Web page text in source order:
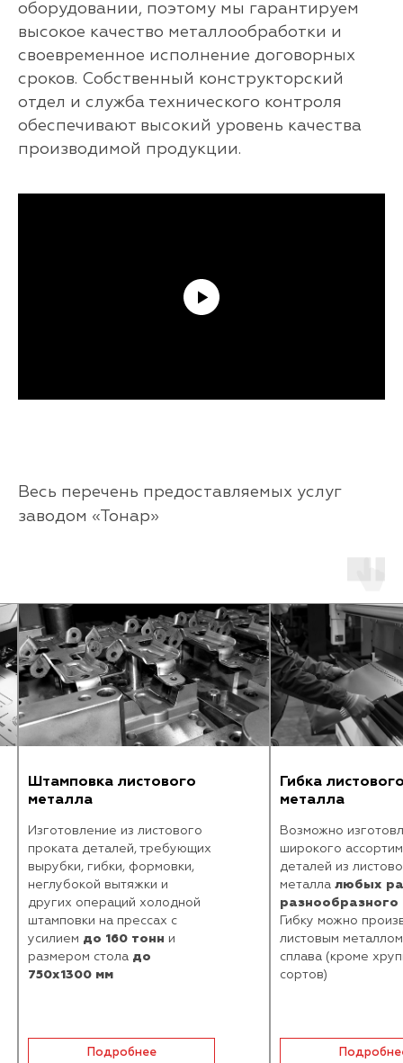
оборудовании, поэтому мы гарантируем
высокое качество металлообработки и
своевременное исполнение договорных
сроков. Собственный конструкторский
отдел и служба технического контроля
обеспечивают высокий уровень качества
производимой продукции.
Весь перечень предоставляемых услуг
заводом «Тонар»
Штамповка листового
металла
Изготовление из листового
проката деталей, требующих
вырубки, гибки, формовки,
неглубокой вытяжки и
других операций холодной
штамповки на прессах с
усилиемдо 160 тонни
размером столадо
750х1300 мм
Подробнее
Гибка листового
металла
Возможно
широкого
деталей из листового
металлалюбых
разнообразного
Гибку можно
листовым металлом
сплава (кроме
сортов)
Подробнее